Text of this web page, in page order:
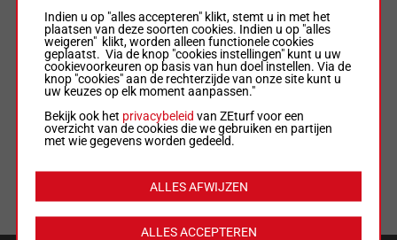
LIMIETEN & SESSIEDETAILS
ALGEMENE VOORWAARDEN
WEDREGELS & TOTALISATORREGLEMENT
Indien u op "alles accepteren" klikt, stemt u in met het
plaatsen van deze soorten cookies. Indien u op "alles
weigeren" klikt, worden alleen functionele cookies
geplaatst. Via de knop "cookies instellingen" kunt u uw
cookievoorkeuren op basis van hun doel instellen. Via de
knop "cookies" aan de rechterzijde van onze site kunt u
uw keuzes op elk moment aanpassen."
Bekijk ook het privacybeleid van ZEturf voor een
overzicht van de cookies die we gebruiken en partijen
met wie gegevens worden gedeeld.
ALLES ACCEPTEREN
ALLES AFWIJZEN